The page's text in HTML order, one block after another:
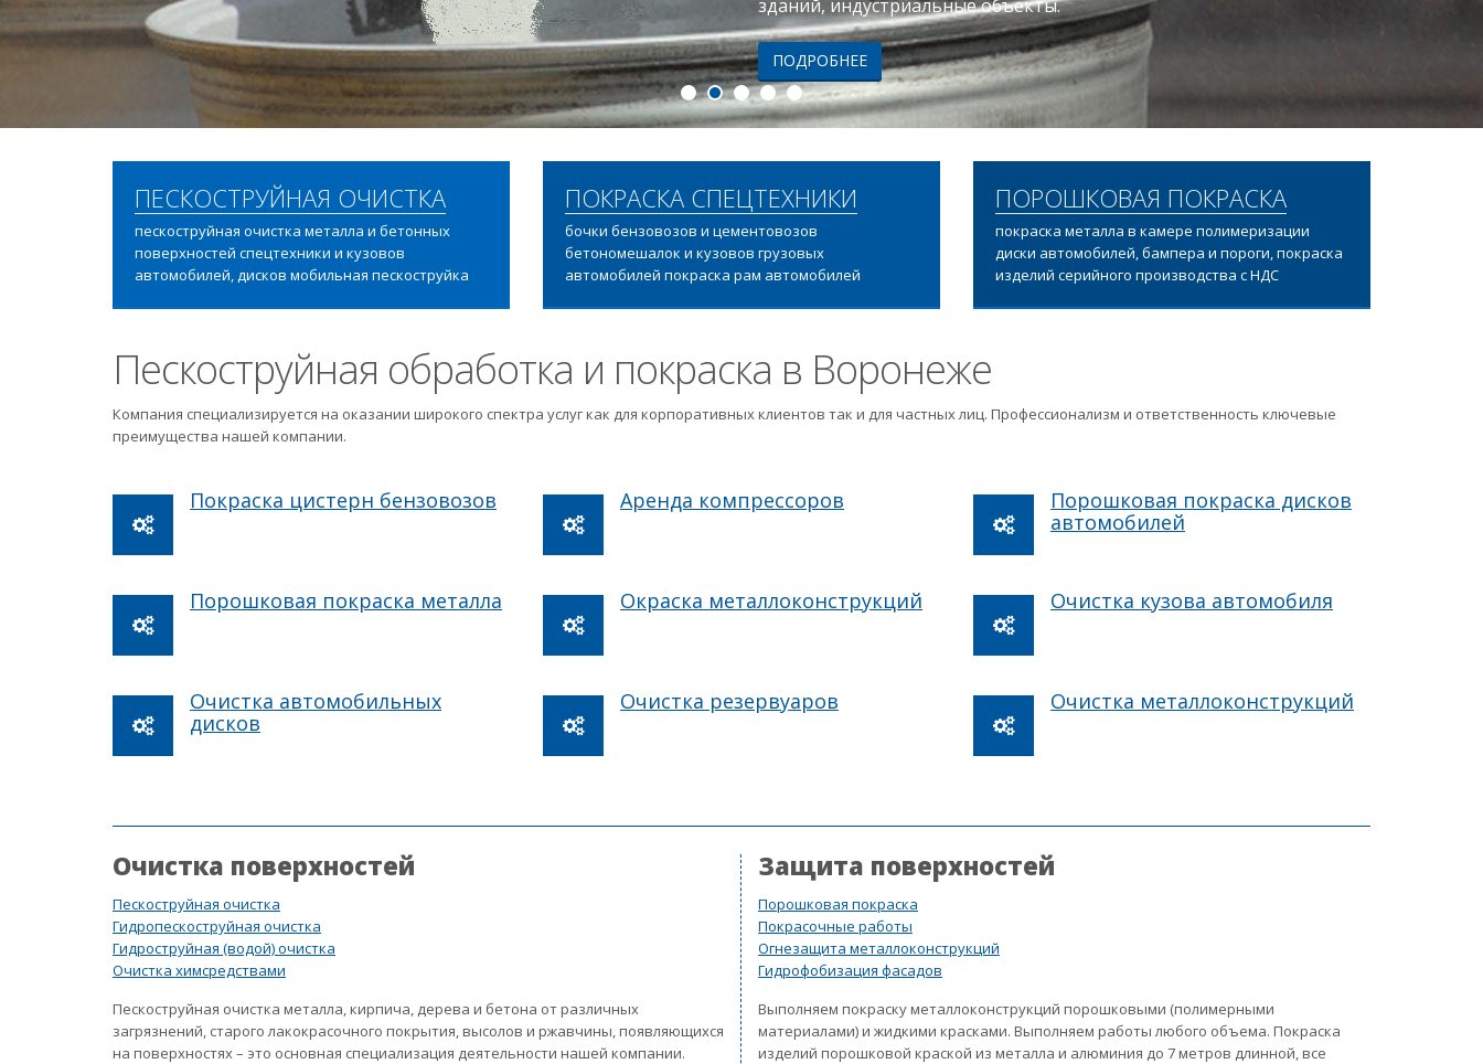
зданий, индустриальные объекты.
ПОДРОБНЕЕ
ПЕСКОСТРУЙНАЯ ОЧИСТКА
пескоструйная очистка металла и бетонных
поверхностей спецтехники и кузовов
автомобилей, дисков мобильная пескоструйка
ПОКРАСКА СПЕЦТЕХНИКИ
бочки бензовозов и цементовозов
бетономешалок и кузовов грузовых
автомобилей покраска рам автомобилей
ПОРОШКОВАЯ ПОКРАСКА
покраска металла в камере полимеризации
диски автомобилей, бампера и пороги, покраска
изделий серийного производства с НДС
Пескоструйная обработка и покраска в Воронеже
Компания специализируется на оказании широкого спектра услуг как для корпоративных клиентов так и для частных лиц. Профессионализм и ответственность ключевые
преимущества нашей компании.
Покраска цистерн бензовозов Аренда компрессоров
Порошковая покраска дисков
автомобилей
Порошковая покраска металла Окраска металлоконструкций Очистка кузова автомобиля
Очистка автомобильных
дисков
Очистка резервуаров Очистка металлоконструкций
Очистка поверхностей
Пескоструйная очистка
Гидропескоструйная очистка
Гидроструйная (водой) очистка
Очистка химсредствами
Пескоструйная очистка металла, кирпича, дерева и бетона от различных
загрязнений, старого лакокрасочного покрытия, высолов и ржавчины, появляющихся
на поверхностях – это основная специализация деятельности нашей компании.
Защита поверхностей
Порошковая покраска
Покрасочные работы
Огнезащита металлоконструкций
Гидрофобизация фасадов
Выполняем покраску металлоконструкций порошковыми (полимерными
материалами) и жидкими красками. Выполняем работы любого объема. Покраска
изделий порошковой краской из металла и алюминия до 7 метров длинной, все